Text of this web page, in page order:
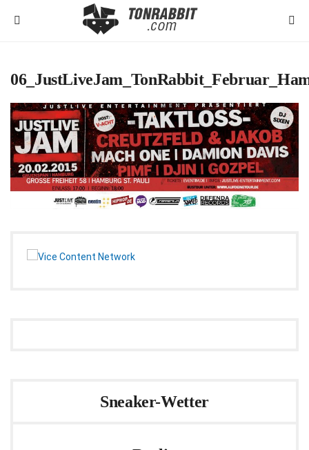
Sneaker-Wetter